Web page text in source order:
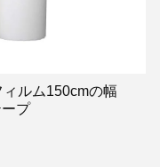
ルム150cmの幅
プ